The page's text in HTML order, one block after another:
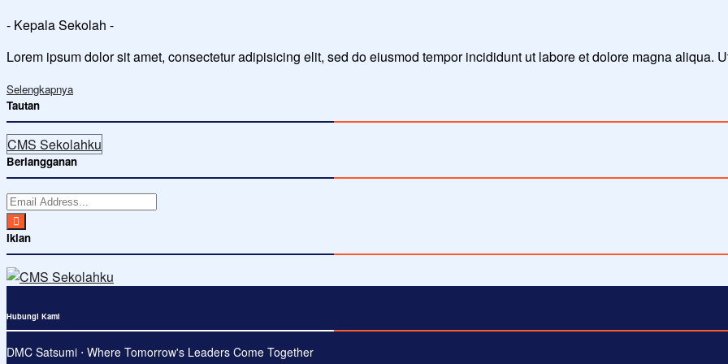
- Kepala Sekolah -
Lorem ipsum dolor sit amet, consectetur adipisicing elit, sed do eiusmod tempor incididunt ut labore et dolore magna aliqua.
Selengkapnya
Tautan
CMS Sekolahku
Berlangganan
Iklan
Hubungi Kami
DMC Satsumi ⋅ Where Tomorrow's Leaders Come Together